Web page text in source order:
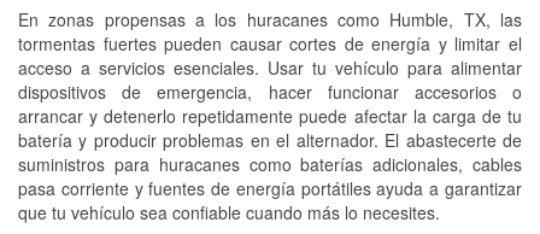
En zonas propensas a los huracanes como Humble, TX, las
tormentas fuertes pueden causar cortes de energía y limitar el
acceso a servicios esenciales. Usar tu vehículo para alimentar
dispositivos de emergencia, hacer funcionar accesorios o
arrancar y detenerlo repetidamente puede afectar la carga de tu
batería y producir problemas en el alternador. El abastecerte de
suministros para huracanes como baterías adicionales, cables
pasa corriente y fuentes de energía portátiles ayuda a garantizar
que tu vehículo sea confiable cuando más lo necesites.
freno
Hurricane Supplies
Tornado Supplies
Conoce más